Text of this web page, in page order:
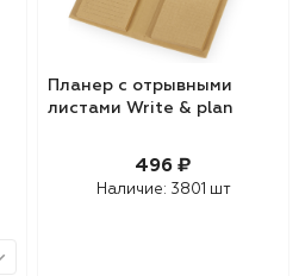
Планер с отрывными
листами Write & plan
496 ₽
Наличие: 3801 шт